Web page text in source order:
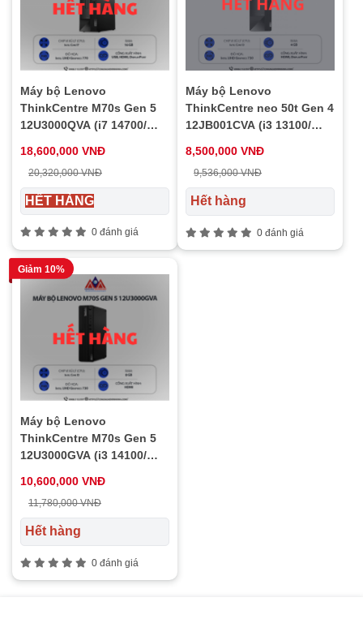
Máy bộ Lenovo
ThinkCentre M70s Gen 5
12U3000QVA (i7 14700/
1Y)
18,600,000 VNĐ
20,320,000 VNĐ
HẾT HÀNG
0 đánh giá
Máy bộ Lenovo
ThinkCentre neo 50t Gen 4
12JB001CVA (i3 13100/
8,500,000 VNĐ
9,536,000 VNĐ
Hết hàng
0 đánh giá
Giảm 10%
Máy bộ Lenovo
ThinkCentre M70s Gen 5
12U3000GVA (i3 14100/
10,600,000 VNĐ
11,780,000 VNĐ
Hết hàng
0 đánh giá